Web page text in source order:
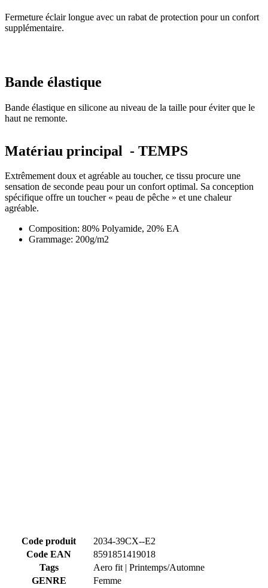
Fermeture éclair longue avec un rabat de protection pour un confort
supplémentaire.
Bande élastique
Bande élastique en silicone au niveau de la taille pour éviter que le
haut ne remonte.
Matériau principal - TEMPS
Extrêmement doux et agréable au toucher, ce tissu procure une
sensation de seconde peau pour un confort optimal. Sa conception
spécifique offre un toucher « peau de pêche » et une chaleur
agréable.
Composition: 80% Polyamide, 20% EA
Grammage: 200g/m2
Code produit
2034-39CX--E2
Code EAN
8591851419018
Tags
Aero fit | Printemps/Automne
GENRE
Femme